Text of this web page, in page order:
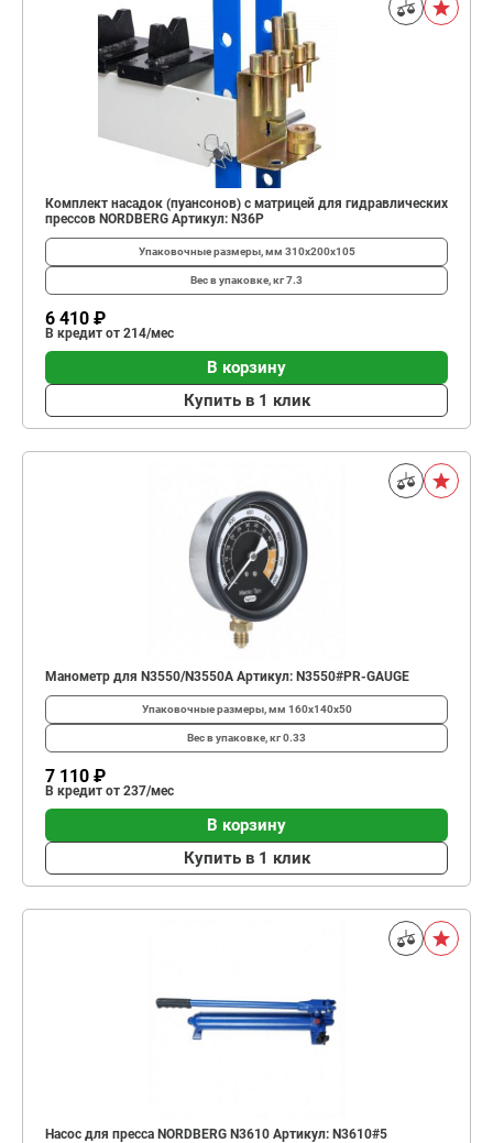
Комплект насадок (пуансонов) c матрицей для гидравлических
прессов NORDBERG Артикул: N36P
Упаковочные размеры, мм 310х200х105
Вес в упаковке, кг7.3
6 410 ₽
В кредит от 214/мес
В корзину
Купить в 1 клик
Манометр для N3550/N3550A Артикул: N3550#PR-GAUGE
Упаковочные размеры, мм 160x140x50
Вес в упаковке, кг0.33
7 110 ₽
В кредит от 237/мес
В корзину
Купить в 1 клик
Насос для пресса NORDBERG N3610 Артикул: N3610#5